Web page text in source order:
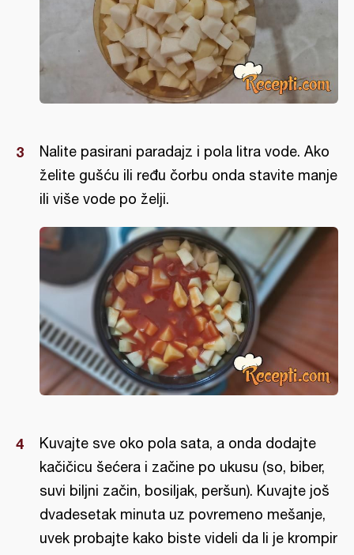
Nalite pasirani paradajz i pola litra vode. Ako
želite gušću ili ređu čorbu onda stavite manje
ili više vode po želji.
Kuvajte sve oko pola sata, a onda dodajte
kačičicu šećera i začine po ukusu (so, biber,
suvi biljni začin, bosiljak, peršun). Kuvajte još
dvadesetak minuta uz povremeno mešanje,
uvek probajte kako biste videli da li je krompir